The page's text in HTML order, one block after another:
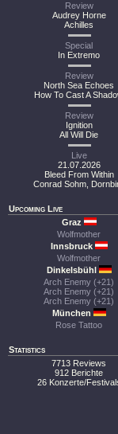
Review
Audrey Horne
Achilles
Special
In Extremo
Review
North Sea Echoes
How To Cast A
Review
Ignition
All Will Die
Live
21.07.2026
Bleed From Within
Conrad Sohm,
Upcoming Live
Graz
Wolfmother
Innsbruck
Wolfmother
Dinkelsbühl
Arch Enemy (+21)
Arch Enemy (+21)
Arch Enemy (+21)
München
Rose Tattoo
Statistics
7713 Reviews
912 Berichte
26 Konzerte/